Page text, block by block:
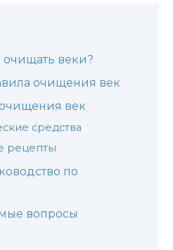
веки?
очищения век
век
средства
рецепты
по
вопросы